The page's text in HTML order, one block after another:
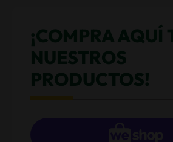
¡COMPRA AQUÍ
NUESTROS
PRODUCTOS!